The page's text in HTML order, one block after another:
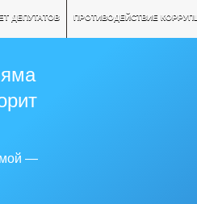
ДЕПУТАТОВ ПРОТИВОДЕЙСТВИЕ
—